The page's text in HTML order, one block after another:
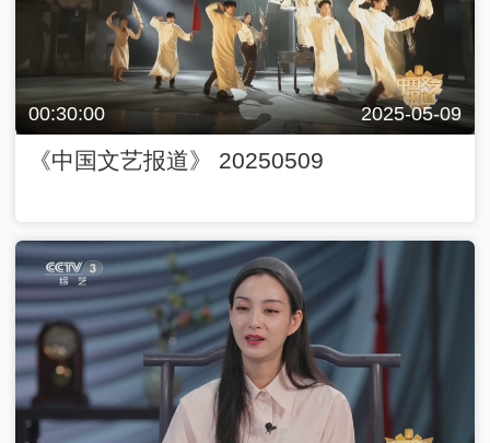
00:30:00 2025-05-09
《中国文艺报道》 20250509